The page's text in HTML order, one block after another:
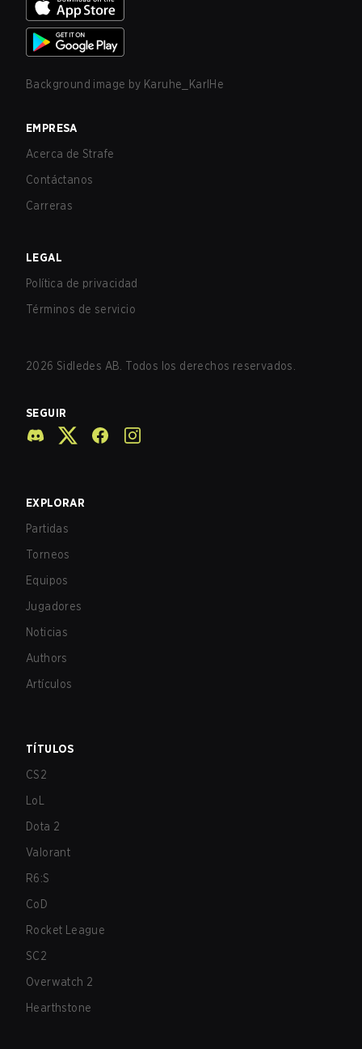
Background image by Karuhe_KarlHe
EMPRESA
Acerca de Strafe
Contáctanos
Carreras
LEGAL
Política de privacidad
Términos de servicio
2026 Sidledes AB. Todos los derechos reservados.
SEGUIR
EXPLORAR
Partidas
Torneos
Equipos
Jugadores
Noticias
Authors
Artículos
TÍTULOS
CS2
LoL
Dota 2
Valorant
R6:S
CoD
Rocket League
SC2
Overwatch 2
Hearthstone